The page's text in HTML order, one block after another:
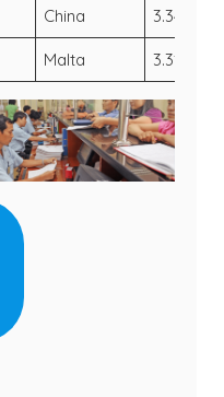
China 3.34
Malta 3.31